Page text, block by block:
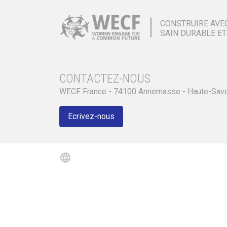
CONSTRUIRE
SAIN DURABLE
CONTACTEZ-NOUS
WECF France - 74100 Annemasse - Haute-
Ecrivez-nous
language